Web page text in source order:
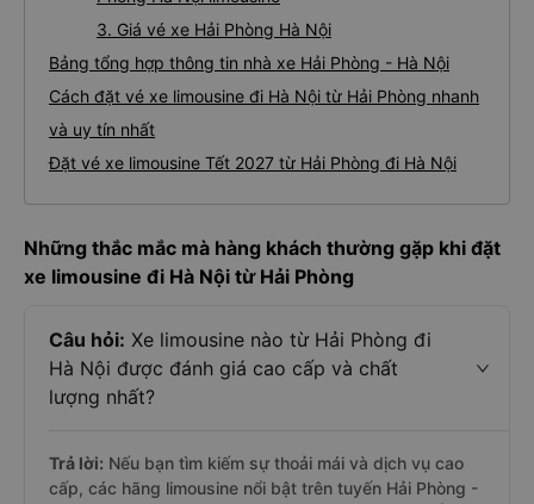
3. Giá vé xe Hải Phòng Hà Nội
Bảng tổng hợp thông tin nhà xe Hải Phòng - Hà Nội
Cách đặt vé xe limousine đi Hà Nội từ Hải Phòng nhanh
và uy tín nhất
Đặt vé xe limousine Tết 2027 từ Hải Phòng đi Hà Nội
Những thắc mắc mà hàng khách thường gặp khi đặt
xe limousine đi Hà Nội từ Hải Phòng
Câu hỏi: Xe limousine nào từ Hải Phòng đi
Hà Nội được đánh giá cao cấp và chất
lượng nhất?
Trả lời: Nếu bạn tìm kiếm sự thoải mái và dịch vụ cao
cấp, các hãng limousine nổi bật trên tuyến Hải Phòng -